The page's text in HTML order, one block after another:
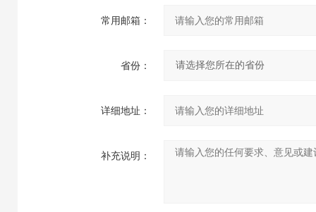
常用邮箱：
省份：
详细地址：
补充说明：